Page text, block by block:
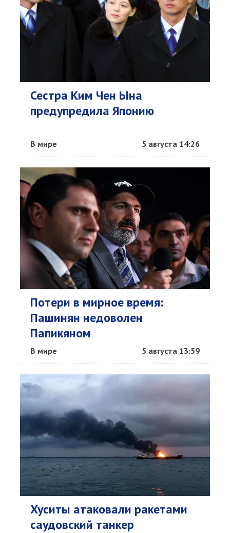
Сестра Ким Чен Ына
предупредила Японию
В мире 5 августа 14:26
Потери в мирное время:
Пашинян недоволен
Папикяном
В мире 5 августа 13:59
Хуситы атаковали ракетами
саудовский танкер